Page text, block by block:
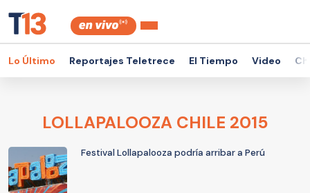
Lo Último Reportajes Teletrece El Tiempo Video
LOLLAPALOOZA CHILE 2015
Festival Lollapalooza podría arribar a Perú